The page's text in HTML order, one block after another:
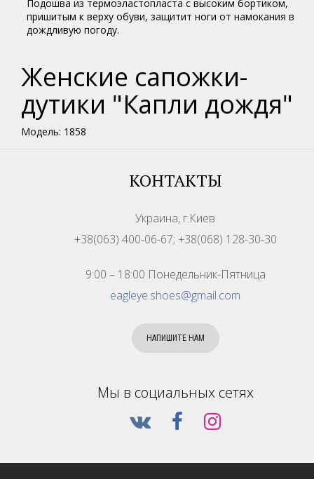
Подошва из термоэластопласта с высоким бортиком,
пришитым к верху обуви, защитит ноги от намокания в
дождливую погоду.
Женские сапожки-
дутики "Капли дождя"
Модель: 1858
КОНТАКТЫ
Украина, г.Киев
+38(063) 400-06-67; +38(068) 128-30-30
9:00 – 18:00 Понедельник-Пятница
eagleye.shoes@gmail.com
НАПИШИТЕ НАМ
Мы в социальных сетях